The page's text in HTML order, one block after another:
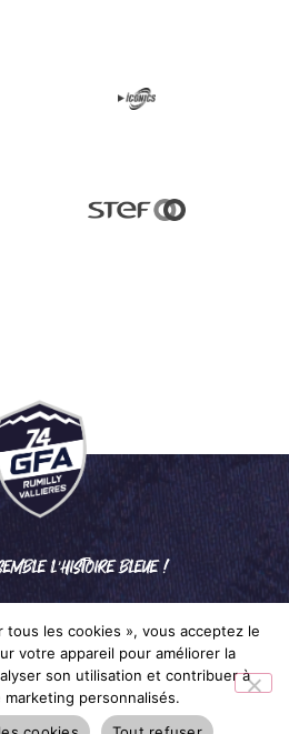
L'HISTOIRE BLEUE !
2024 GFA RUMILLY VALLIÈRES
tous les cookies », vous acceptez le
votre appareil pour améliorer la
son utilisation et contribuer à
personnalisés.